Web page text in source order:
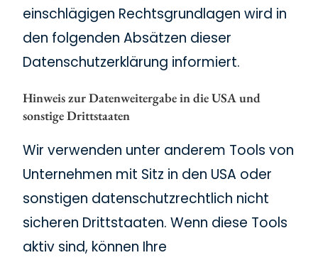
einschlägigen Rechtsgrundlagen wird in
den folgenden Absätzen dieser
Datenschutzerklärung informiert.
Hinweis zur Datenweitergabe in die USA und
sonstige Drittstaaten
Wir verwenden unter anderem Tools von
Unternehmen mit Sitz in den USA oder
sonstigen datenschutzrechtlich nicht
sicheren Drittstaaten. Wenn diese Tools
aktiv sind, können Ihre